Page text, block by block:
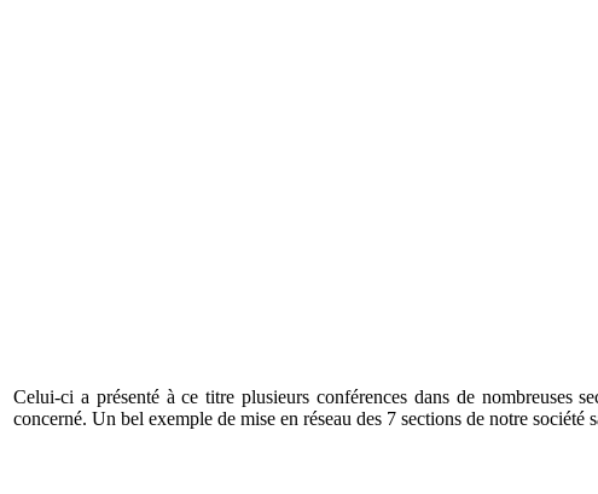
Celui-ci a présenté à ce titre plusieurs conférences dans de nombreuses
concerné. Un bel exemple de mise en réseau des 7 sections de notre société